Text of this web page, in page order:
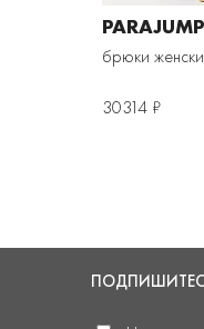
брюки
30314 ₽